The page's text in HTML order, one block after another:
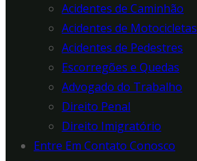
Acidentes de Caminhão
Acidentes de Motocicletas
Acidentes de Pedestres
Escorregões e Quedas
Advogado do Trabalho
Direito Penal
Direito Imigratório
Entre Em Contato Conosco